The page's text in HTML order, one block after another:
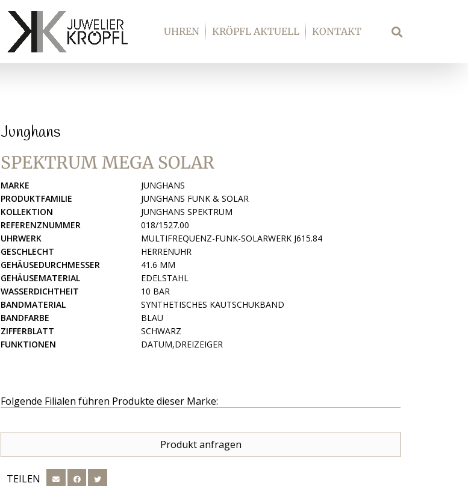
UHREN KRÖPFL AKTUELL KONTAKT Suche
Junghans
SPEKTRUM MEGA SOLAR
MARKE
JUNGHANS
PRODUKTFAMILIE
JUNGHANS FUNK & SOLAR
KOLLEKTION
JUNGHANS SPEKTRUM
REFERENZNUMMER
018/1527.00
UHRWERK
MULTIFREQUENZ-FUNK-SOLARWERK J615.84
GESCHLECHT
HERRENUHR
GEHÄUSEDURCHMESSER
41.6 MM
GEHÄUSEMATERIAL
EDELSTAHL
WASSERDICHTHEIT
10 BAR
BANDMATERIAL
SYNTHETISCHES KAUTSCHUKBAND
BANDFARBE
BLAU
ZIFFERBLATT
SCHWARZ
FUNKTIONEN
DATUM,DREIZEIGER
Folgende Filialen führen Produkte dieser Marke:
Produkt anfragen
TEILEN